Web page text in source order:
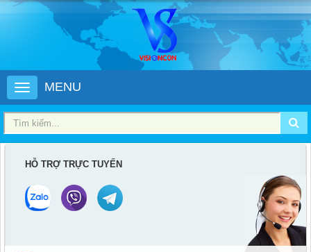
MENU
HỖ TRỢ TRỰC TUYẾN